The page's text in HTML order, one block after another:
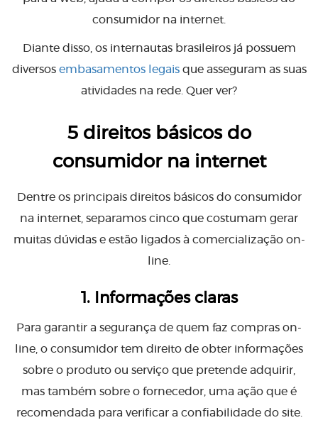
consumidor na internet.
Diante disso, os internautas brasileiros já possuem
diversos embasamentos legaisque asseguram as suas
atividades na rede. Quer ver?
5 direitos básicos do
consumidor na internet
Dentre os principais direitos básicos do consumidor
na internet, separamos cinco que costumam gerar
muitas dúvidas e estão ligados à comercialização on-
line.
1. Informações claras
Para garantir a segurança de quem faz compras on-
line, o consumidor tem direito de obter informações
sobre o produto ou serviço que pretende adquirir,
mas também sobre o fornecedor, uma ação que é
recomendada para verificar a confiabilidade do site.